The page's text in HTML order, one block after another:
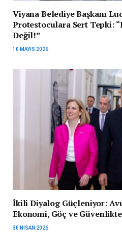
Viyana Belediye Başkanı
Protestoculara Sert Tepki:
Değil!”
10 MAYIS 2026
İkili Diyalog Güçleniyor:
Ekonomi, Göç ve
30 NISAN 2026